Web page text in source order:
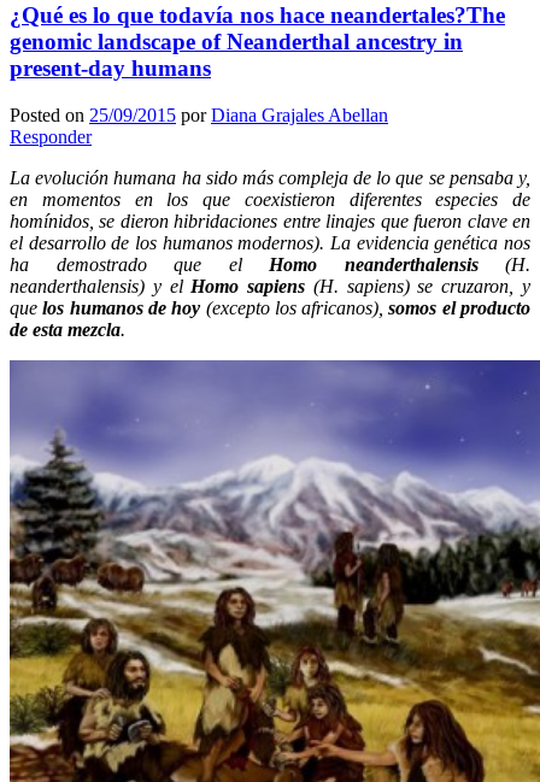
¿Qué es lo que todavía nos hace neandertales?The
genomic landscape of Neanderthal ancestry in
present-day humans
Posted on 25/09/2015 porDiana Grajales Abellan
Responder
La evolución humana ha sido más compleja de lo que se pensaba y,
en momentos en los que coexistieron diferentes especies de
homínidos, se dieron hibridaciones entre linajes que fueron clave en
el desarrollo de los humanos modernos). La evidencia genética nos
ha demostrado que elHomo neanderthalensis(H.
neanderthalensis) y el Homo sapiens (H. sapiens) se cruzaron, y
que los humanos de hoy (excepto los africanos),somos el producto
de esta mezcla.